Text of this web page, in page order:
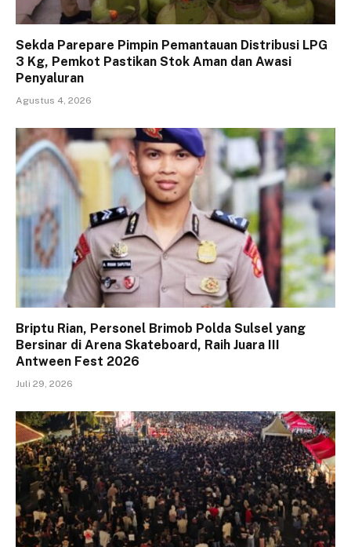
Sekda Parepare Pimpin Pemantauan Distribusi LPG
3 Kg, Pemkot Pastikan Stok Aman dan Awasi
Penyaluran
Agustus 4, 2026
Briptu Rian, Personel Brimob Polda Sulsel yang
Bersinar di Arena Skateboard, Raih Juara III
Antween Fest 2026
Juli 29, 2026